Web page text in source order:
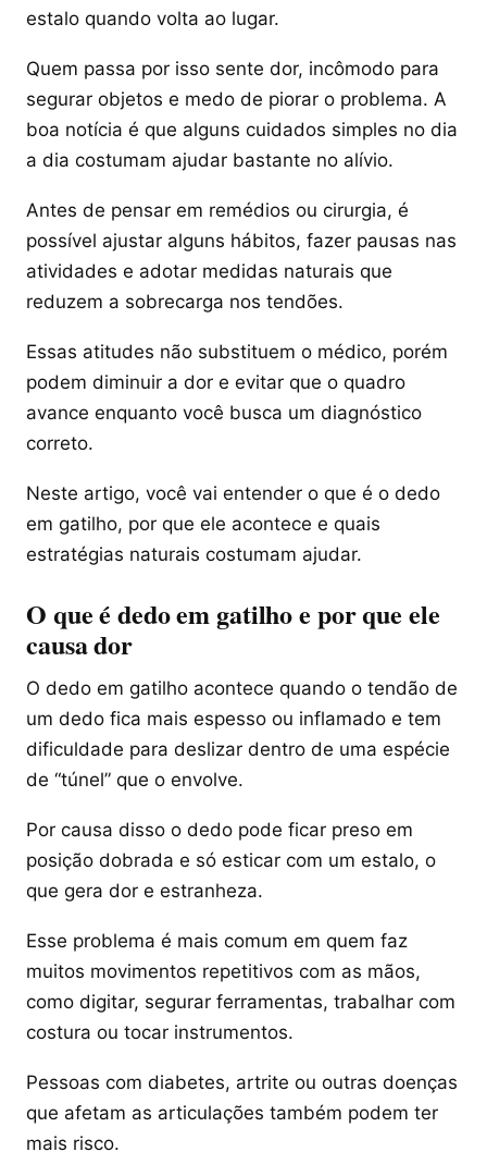
estalo quando volta ao lugar.
Quem passa por isso sente dor, incômodo para
segurar objetos e medo de piorar o problema. A
boa notícia é que alguns cuidados simples no dia
a dia costumam ajudar bastante no alívio.
Antes de pensar em remédios ou cirurgia, é
possível ajustar alguns hábitos, fazer pausas nas
atividades e adotar medidas naturais que
reduzem a sobrecarga nos tendões.
Essas atitudes não substituem o médico, porém
podem diminuir a dor e evitar que o quadro
avance enquanto você busca um diagnóstico
correto.
Neste artigo, você vai entender o que é o dedo
em gatilho, por que ele acontece e quais
estratégias naturais costumam ajudar.
O que é dedo em gatilho e por que ele
causa dor
O dedo em gatilho acontece quando o tendão de
um dedo fica mais espesso ou inflamado e tem
dificuldade para deslizar dentro de uma espécie
de “túnel” que o envolve.
Por causa disso o dedo pode ficar preso em
posição dobrada e só esticar com um estalo, o
que gera dor e estranheza.
Esse problema é mais comum em quem faz
muitos movimentos repetitivos com as mãos,
como digitar, segurar ferramentas, trabalhar com
costura ou tocar instrumentos.
Pessoas com diabetes, artrite ou outras doenças
que afetam as articulações também podem ter
mais risco.